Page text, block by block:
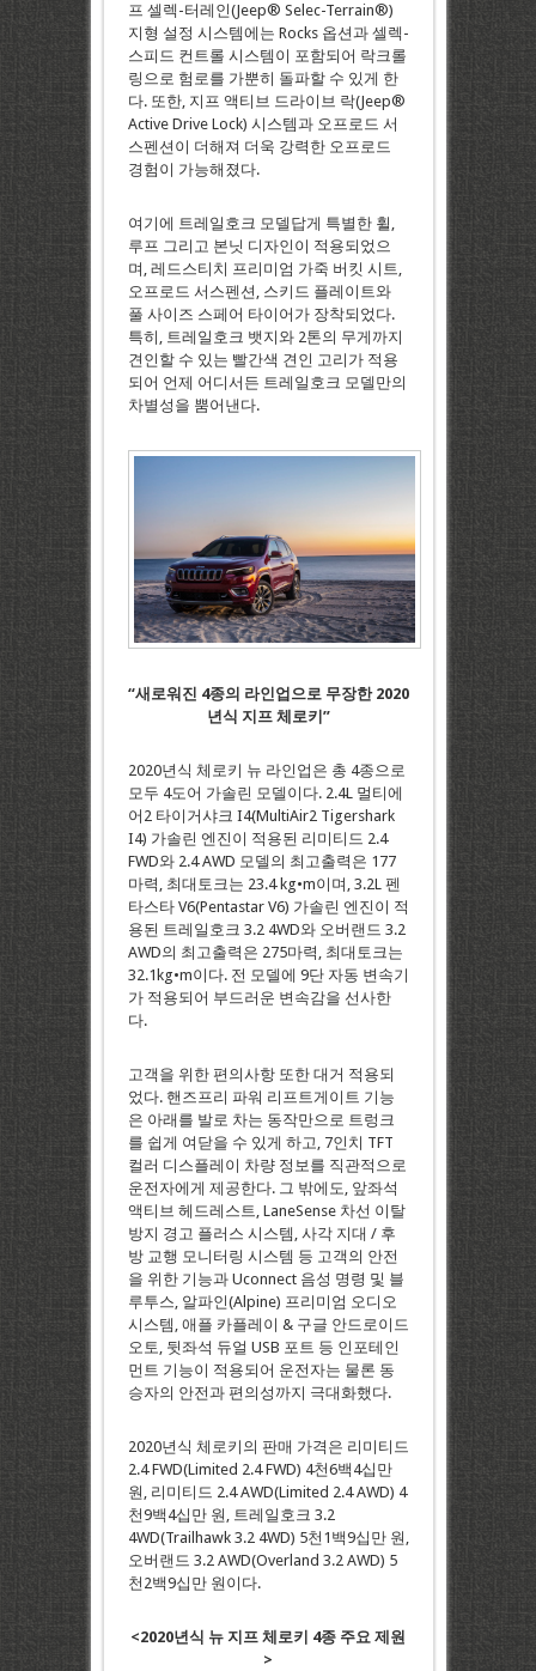
프 셀렉-터레인(Jeep® Selec-Terrain®)
지형 설정 시스템에는 Rocks 옵션과 셀렉-
스피드 컨트롤 시스템이 포함되어 락크롤
링으로 험로를 가뿐히 돌파할 수 있게 한
다. 또한, 지프 액티브 드라이브 락(Jeep®
Active Drive Lock) 시스템과 오프로드 서
스펜션이 더해져 더욱 강력한 오프로드
경험이 가능해졌다.
여기에 트레일호크 모델답게 특별한 휠,
루프 그리고 본닛 디자인이 적용되었으
며, 레드스티치 프리미엄 가죽 버킷 시트,
오프로드 서스펜션, 스키드 플레이트와
풀 사이즈 스페어 타이어가 장착되었다.
특히, 트레일호크 뱃지와 2톤의 무게까지
견인할 수 있는 빨간색 견인 고리가 적용
되어 언제 어디서든 트레일호크 모델만의
차별성을 뿜어낸다.
“새로워진 4종의 라인업으로 무장한 2020
년식 지프 체로키”
2020년식 체로키 뉴 라인업은 총 4종으로
모두 4도어 가솔린 모델이다. 2.4L 멀티에
어2 타이거샤크 I4(MultiAir2 Tigershark
I4) 가솔린 엔진이 적용된 리미티드 2.4
FWD와 2.4 AWD 모델의 최고출력은 177
마력, 최대토크는 23.4 kg•m이며, 3.2L 펜
타스타 V6(Pentastar V6) 가솔린 엔진이 적
용된 트레일호크 3.2 4WD와 오버랜드 3.2
AWD의 최고출력은 275마력, 최대토크는
32.1kg•m이다. 전 모델에 9단 자동 변속기
가 적용되어 부드러운 변속감을 선사한
다.
고객을 위한 편의사항 또한 대거 적용되
었다. 핸즈프리 파워 리프트게이트 기능
은 아래를 발로 차는 동작만으로 트렁크
를 쉽게 여닫을 수 있게 하고, 7인치 TFT
컬러 디스플레이 차량 정보를 직관적으로
운전자에게 제공한다. 그 밖에도, 앞좌석
액티브 헤드레스트, LaneSense 차선 이탈
방지 경고 플러스 시스템, 사각 지대 / 후
방 교행 모니터링 시스템 등 고객의 안전
을 위한 기능과 Uconnect 음성 명령 및 블
루투스, 알파인(Alpine) 프리미엄 오디오
시스템, 애플 카플레이 & 구글 안드로이드
오토, 뒷좌석 듀얼 USB 포트 등 인포테인
먼트 기능이 적용되어 운전자는 물론 동
승자의 안전과 편의성까지 극대화했다.
2020년식 체로키의 판매 가격은 리미티드
2.4 FWD(Limited 2.4 FWD) 4천6백4십만
원, 리미티드 2.4 AWD(Limited 2.4 AWD) 4
천9백4십만 원, 트레일호크 3.2
4WD(Trailhawk 3.2 4WD) 5천1백9십만 원,
오버랜드 3.2 AWD(Overland 3.2 AWD) 5
천2백9십만 원이다.
<2020년식 뉴 지프 체로키 4종 주요 제원
>